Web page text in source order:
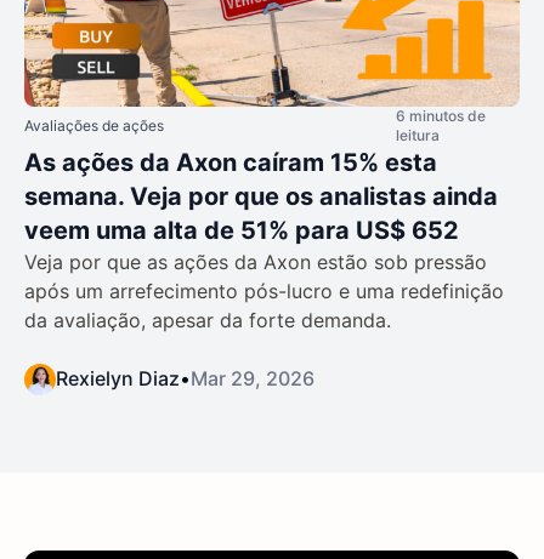
Avaliações de ações
6 minutos de
leitura
As ações da Axon caíram 15% esta
semana. Veja por que os analistas ainda
veem uma alta de 51% para US$ 652
Veja por que as ações da Axon estão sob pressão
após um arrefecimento pós-lucro e uma redefinição
da avaliação, apesar da forte demanda.
Rexielyn Diaz•Mar 29, 2026